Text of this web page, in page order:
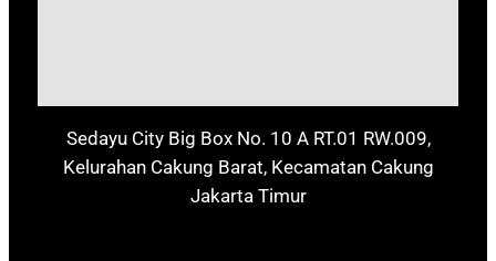
Sedayu City Big Box No. 10 A RT.01 RW.009,
Kelurahan Cakung Barat, Kecamatan Cakung
Jakarta Timur